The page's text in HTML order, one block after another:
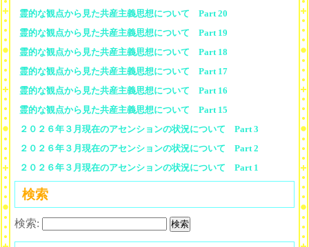
霊的な観点から見た共産主義思想について Part 20
霊的な観点から見た共産主義思想について Part 19
霊的な観点から見た共産主義思想について Part 18
霊的な観点から見た共産主義思想について Part 17
霊的な観点から見た共産主義思想について Part 16
霊的な観点から見た共産主義思想について Part 15
２０２６年３月現在のアセンションの状況について Part 3
２０２６年３月現在のアセンションの状況について Part 2
２０２６年３月現在のアセンションの状況について Part 1
検索
検索: